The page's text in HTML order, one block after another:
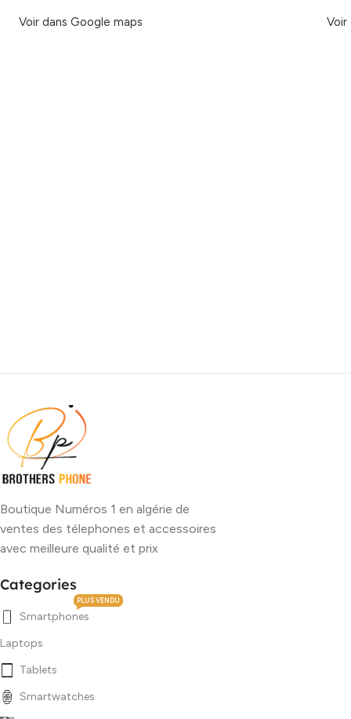
Voir dans Google maps Voir
Boutique Numéros 1 en algérie de
ventes des télephones et accessoires
avec meilleure qualité et prix
Categories
Smartphones
PLUS VENDU
Laptops
Tablets
Smartwatches